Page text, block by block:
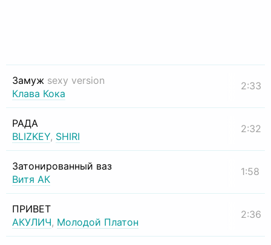
Замуж sexy version
Клава Кока
2:33
РАДА
BLIZKEY, SHIRI
2:32
Затонированный ваз
Витя АК
1:58
ПРИВЕТ
АКУЛИЧ, Молодой Платон
2:36